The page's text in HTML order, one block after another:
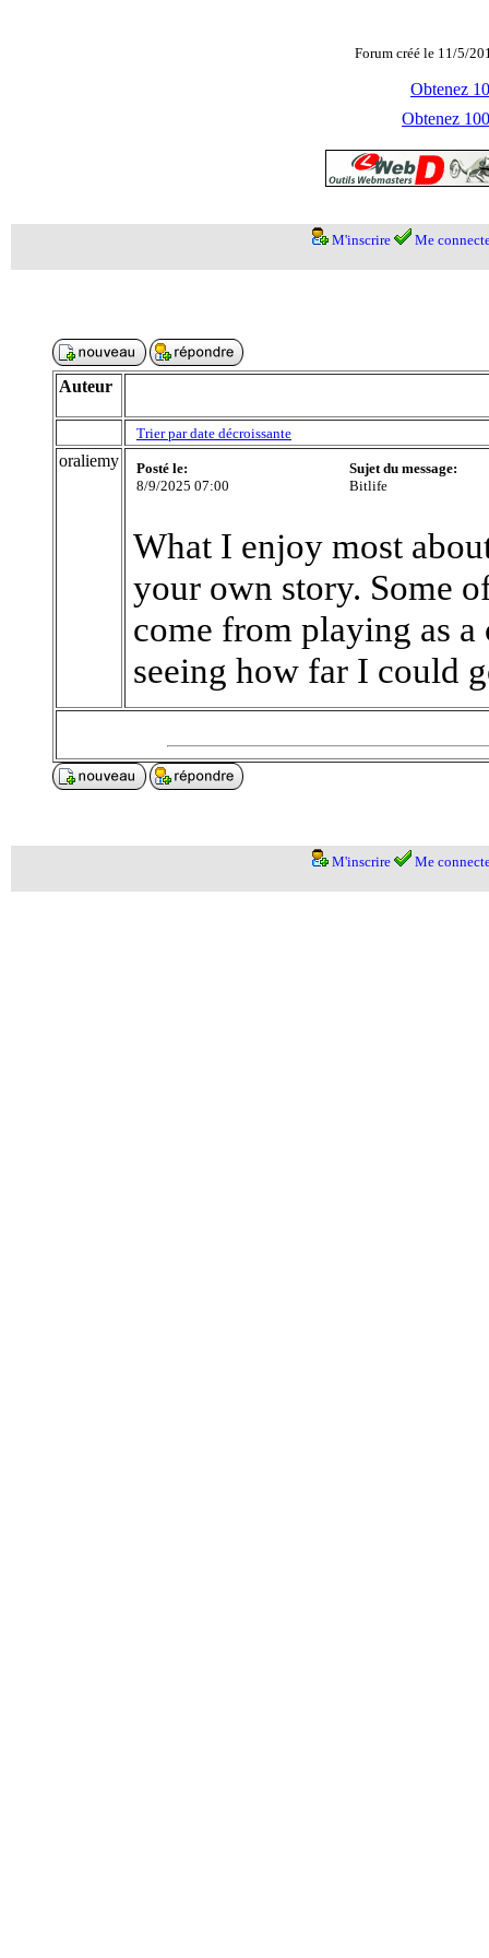
Forum créé le 11/5/
Obtenez
Obtenez
M'inscrire Me
Auteur
Trier par date décroissante
oraliemy
Posté le:
8/9/2025 07:00
Sujet du message:
Bitlife
What I enjoy most
your own story. Some
come from playing as
seeing how far I could
M'inscrire Me